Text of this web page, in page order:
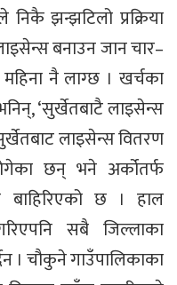
निकै झन्झटिलो प्रक्रिया
बनाउन जान चार–
नै लाग्छ । खर्चका
‘सुर्खेतबाटै लाइसेन्स
लाइसेन्स वितरण
छन् भने अर्कोतर्फ
बाहिरिएको छ । हाल
सबै जिल्लाका
। चौकुने गाउँपालिकाका